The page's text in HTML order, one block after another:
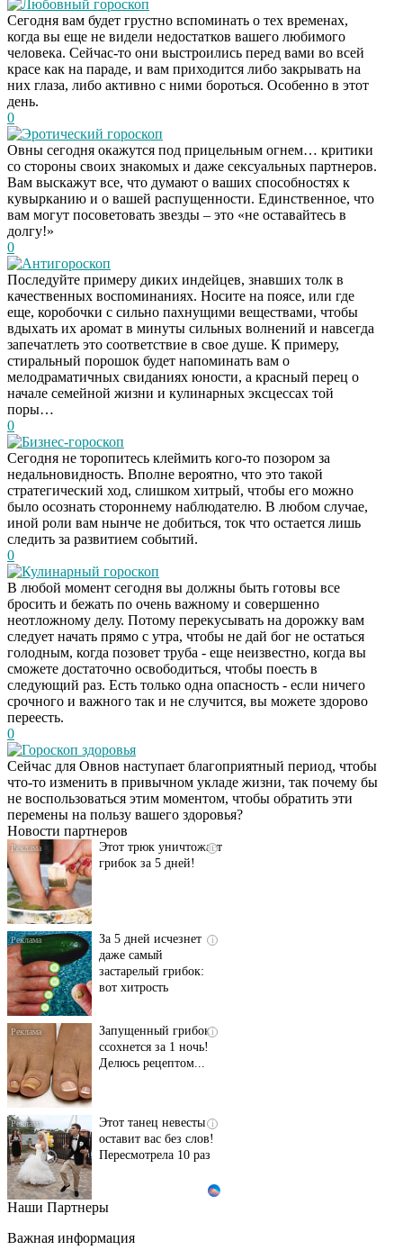
Любовный гороскоп
Сегодня вам будет грустно вспоминать о тех временах,
когда вы еще не видели недостатков вашего любимого
человека. Сейчас-то они выстроились перед вами во всей
красе как на параде, и вам приходится либо закрывать на
них глаза, либо активно с ними бороться. Особенно в этот
день.
0
Эротический гороскоп
Овны сегодня окажутся под прицельным огнем… критики
со стороны своих знакомых и даже сексуальных партнеров.
Вам выскажут все, что думают о ваших способностях к
кувырканию и о вашей распущенности. Единственное, что
вам могут посоветовать звезды – это «не оставайтесь в
долгу!»
0
Антигороскоп
Последуйте примеру диких индейцев, знавших толк в
качественных воспоминаниях. Носите на поясе, или где
еще, коробочки с сильно пахнущими веществами, чтобы
вдыхать их аромат в минуты сильных волнений и навсегда
запечатлеть это соответствие в свое душе. К примеру,
стиральный порошок будет напоминать вам о
мелодраматичных свиданиях юности, а красный перец о
начале семейной жизни и кулинарных эксцессах той
поры…
0
Бизнес-гороскоп
Сегодня не торопитесь клеймить кого-то позором за
недальновидность. Вполне вероятно, что это такой
стратегический ход, слишком хитрый, чтобы его можно
было осознать стороннему наблюдателю. В любом случае,
иной роли вам нынче не добиться, ток что остается лишь
следить за развитием событий.
0
Кулинарный гороскоп
В любой момент сегодня вы должны быть готовы все
бросить и бежать по очень важному и совершенно
неотложному делу. Потому перекусывать на дорожку вам
следует начать прямо с утра, чтобы не дай бог не остаться
голодным, когда позовет труба - еще неизвестно, когда вы
сможете достаточно освободиться, чтобы поесть в
следующий раз. Есть только одна опасность - если ничего
срочного и важного так и не случится, вы можете здорово
переесть.
0
Гороскоп здоровья
Сейчас для Овнов наступает благоприятный период, чтобы
что-то изменить в привычном укладе жизни, так почему бы
не воспользоваться этим моментом, чтобы обратить эти
перемены на пользу вашего здоровья?
Новости партнеров
Даже самый
запущенный грибок
исчезнет с корнем,
если перед сном…
i
Этот трюк уничтожает
грибок за 5 дней!
i
За 5 дней исчезнет
даже самый
застарелый грибок:
вот хитрость
i
Запущенный грибок
ссохнется за 1 ночь!
Делюсь рецептом...
i
Этот танец невесты
оставит вас без слов!
Пересмотрела 10 раз
Ролик длится пару
шоке от увиденного
Наши Партнеры
Важная информация